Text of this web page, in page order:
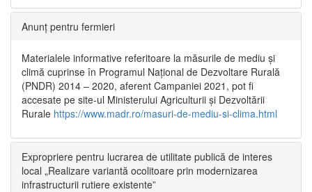
Anunț pentru fermieri
Materialele informative referitoare la măsurile de mediu și
climă cuprinse în Programul Național de Dezvoltare Rurală
(PNDR) 2014 – 2020, aferent Campaniei 2021, pot fi
accesate pe site-ul Ministerului Agriculturii și Dezvoltării
Rurale https://www.madr.ro/masuri-de-mediu-si-clima.html
Expropriere pentru lucrarea de utilitate publică de interes
local „Realizare variantă ocolitoare prin modernizarea
infrastructurii rutiere existente”